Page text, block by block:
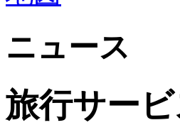
ニュース
旅行サー